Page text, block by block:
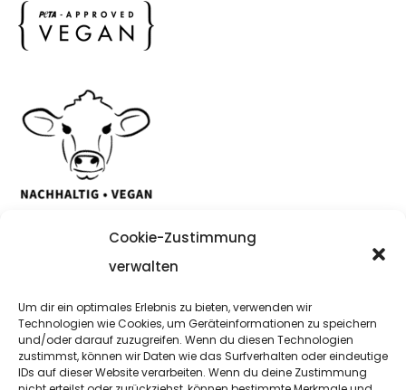
Cookie-Zustimmung
verwalten
Um dir ein optimales Erlebnis zu bieten, verwenden wir
Technologien wie Cookies, um Geräteinformationen zu speichern
und/oder darauf zuzugreifen. Wenn du diesen Technologien
zustimmst, können wir Daten wie das Surfverhalten oder eindeutige
IDs auf dieser Website verarbeiten. Wenn du deine Zustimmung
Copyright Noanifashion © 2021
Impressum